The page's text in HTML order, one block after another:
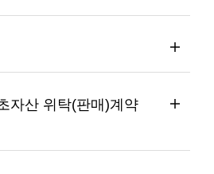
자산 위탁(판매)계약